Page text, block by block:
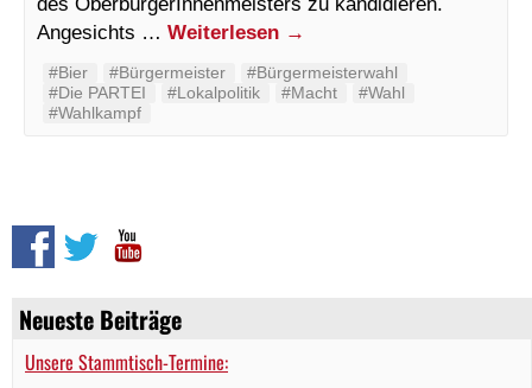
Neueste Beiträge
Unsere Stammtisch-Termine:
Angesichts … Weiterlesen →
#Bier #Bürgermeister
#Bürgermeisterwahl
#Die PARTEI
#Lokalpolitik #Macht
#Wahl
#Wahlkampf